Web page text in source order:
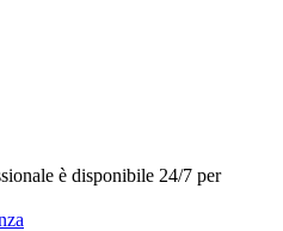
è disponibile 24/7 per